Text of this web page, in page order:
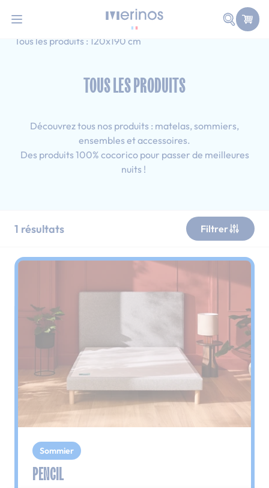
Faire
Accueil
Adulte
Tous les produits : 120x190 cm
TOUS LES PRODUITS
Découvrez tous nos produits : matelas, sommiers,
ensembles et accessoires.
Des produits 100% cocorico pour passer de meilleures
nuits !
1 résultats Filtrer
Sommier
PENCIL